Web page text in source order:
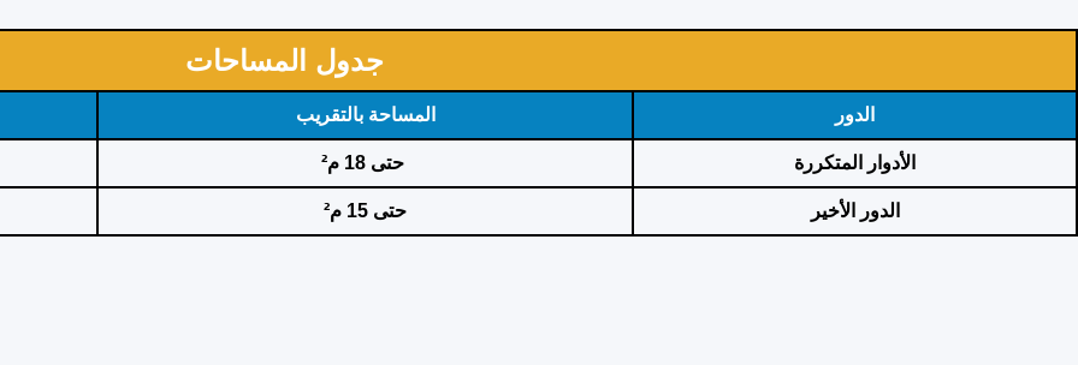
جدول المساحات
الدور المساحة بالتقريب
الأدوار المتكررة حتى 18 م²
الدور الأخير حتى 15 م²